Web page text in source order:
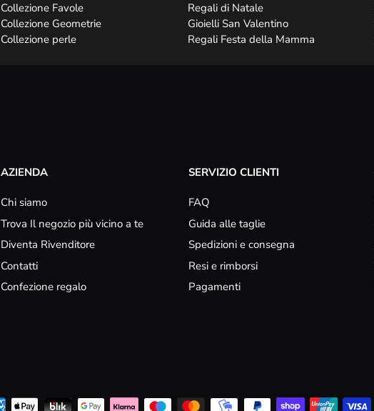
Collezione Favole
Collezione Geometrie
Collezione perle
Regali di Natale
Gioielli San Valentino
Regali Festa della Mamma
AZIENDA
Chi siamo
Trova Il negozio più vicino a te
Diventa Rivenditore
Contatti
Confezione regalo
SERVIZIO CLIENTI
FAQ
Guida alle taglie
Spedizioni e consegna
Resi e rimborsi
Pagamenti